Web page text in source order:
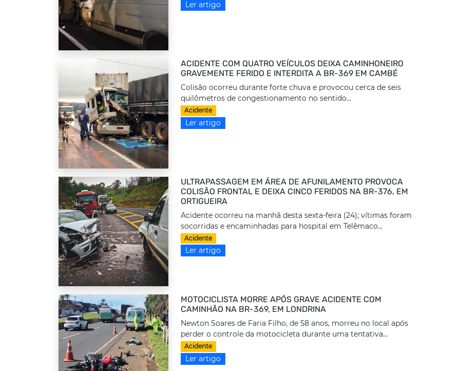
Ler artigo
ACIDENTE COM QUATRO VEÍCULOS DEIXA CAMINHONEIRO
GRAVEMENTE FERIDO E INTERDITA A BR-369 EM CAMBÉ
Colisão ocorreu durante forte chuva e provocou cerca de seis
quilômetros de congestionamento no sentido...
Acidente
Ler artigo
ULTRAPASSAGEM EM ÁREA DE AFUNILAMENTO PROVOCA
COLISÃO FRONTAL E DEIXA CINCO FERIDOS NA BR-376, EM
ORTIGUEIRA
Acidente ocorreu na manhã desta sexta-feira (24); vítimas foram
socorridas e encaminhadas para hospital em Telêmaco...
Acidente
Ler artigo
MOTOCICLISTA MORRE APÓS GRAVE ACIDENTE COM
CAMINHÃO NA BR-369, EM LONDRINA
Newton Soares de Faria Filho, de 58 anos, morreu no local após
perder o controle da motocicleta durante uma tentativa...
Acidente
Ler artigo